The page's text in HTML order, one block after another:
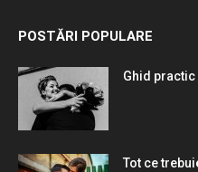
POSTĂRI POPULARE
Ghid
Tot ce